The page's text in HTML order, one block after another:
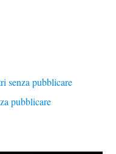
senza pubblicare
pubblicare